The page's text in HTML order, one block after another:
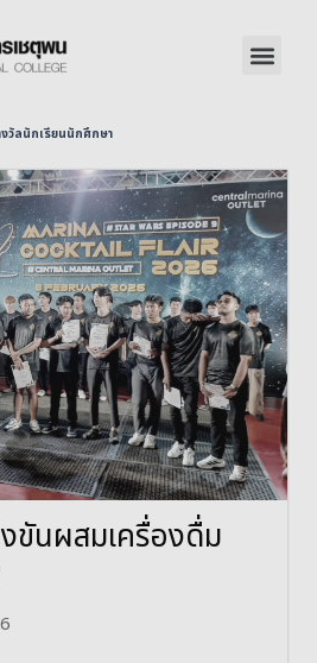
งวัลนักเรียนนักศึกษา
ขันผสมเครื่องดื่ม